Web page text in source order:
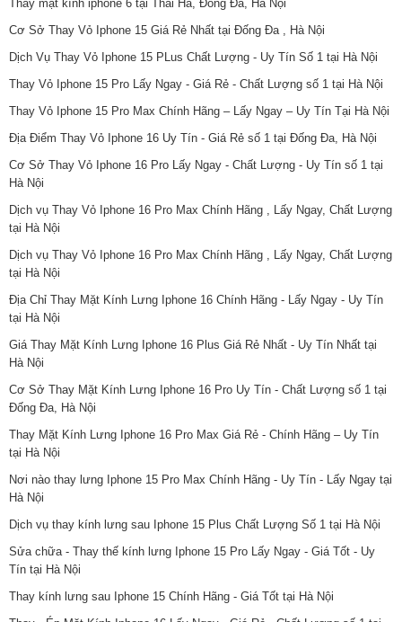
Thay mặt kính iphone 6 tại Thái Hà, Đống Đa, Hà Nội
Cơ Sở Thay Vỏ Iphone 15 Giá Rẻ Nhất tại Đống Đa , Hà Nội
Dịch Vụ Thay Vỏ Iphone 15 PLus Chất Lượng - Uy Tín Số 1 tại Hà Nội
Thay Vỏ Iphone 15 Pro Lấy Ngay - Giá Rẻ - Chất Lượng số 1 tại Hà Nội
Thay Vỏ Iphone 15 Pro Max Chính Hãng – Lấy Ngay – Uy Tín Tại Hà Nội
Địa Điểm Thay Vỏ Iphone 16 Uy Tín - Giá Rẻ số 1 tại Đống Đa, Hà Nội
Cơ Sở Thay Vỏ Iphone 16 Pro Lấy Ngay - Chất Lượng - Uy Tín số 1 tại
Hà Nội
Dịch vụ Thay Vỏ Iphone 16 Pro Max Chính Hãng , Lấy Ngay, Chất Lượng
tại Hà Nội
Dịch vụ Thay Vỏ Iphone 16 Pro Max Chính Hãng , Lấy Ngay, Chất Lượng
tại Hà Nội
Địa Chỉ Thay Mặt Kính Lưng Iphone 16 Chính Hãng - Lấy Ngay - Uy Tín
tại Hà Nội
Giá Thay Mặt Kính Lưng Iphone 16 Plus Giá Rẻ Nhất - Uy Tín Nhất tại
Hà Nội
Cơ Sở Thay Mặt Kính Lưng Iphone 16 Pro Uy Tín - Chất Lượng số 1 tại
Đống Đa, Hà Nội
Thay Mặt Kính Lưng Iphone 16 Pro Max Giá Rẻ - Chính Hãng – Uy Tín
tại Hà Nội
Nơi nào thay lưng Iphone 15 Pro Max Chính Hãng - Uy Tín - Lấy Ngay tại
Hà Nội
Dịch vụ thay kính lưng sau Iphone 15 Plus Chất Lượng Số 1 tại Hà Nội
Sửa chữa - Thay thế kính lưng Iphone 15 Pro Lấy Ngay - Giá Tốt - Uy
Tín tại Hà Nội
Thay kính lưng sau Iphone 15 Chính Hãng - Giá Tốt tại Hà Nội